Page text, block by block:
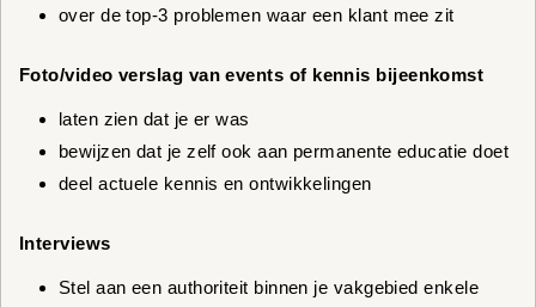
over de top-3 problemen waar een klant mee zit
Foto/video verslag van events of kennis bijeenkomst
laten zien dat je er was
bewijzen dat je zelf ook aan permanente educatie doet
deel actuele kennis en ontwikkelingen
Interviews
Stel aan een authoriteit binnen je vakgebied enkele